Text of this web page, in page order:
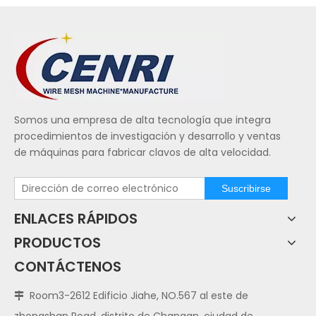
Somos una empresa de alta tecnología que integra
procedimientos de investigación y desarrollo y ventas
de máquinas para fabricar clavos de alta velocidad.
Suscribirse
ENLACES RÁPIDOS
PRODUCTOS
CONTÁCTENOS
 Room3-2612 Edificio Jiahe, NO.567 al este de